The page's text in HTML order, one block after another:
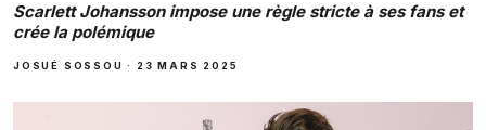
Scarlett Johansson impose une règle stricte à ses fans et
crée la polémique
JOSUÉ SOSSOU · 23 MARS 2025